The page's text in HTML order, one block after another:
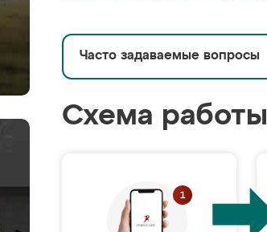
Часто задаваемые вопросы
Схема работы